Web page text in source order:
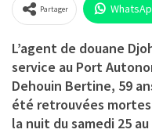
Partager
L’agent de douane
service au Port
Dehouin Bertine, 59
été retrouvées
la nuit du samedi 25